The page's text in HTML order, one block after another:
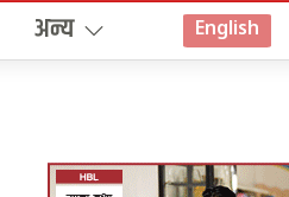
अन्य English